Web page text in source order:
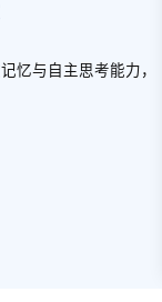
忆与自主思考能力，